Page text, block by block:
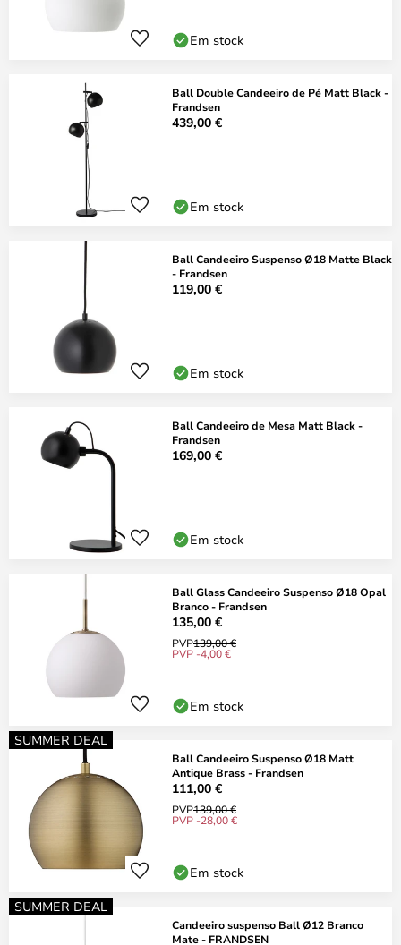
Em stock
Ball Double Candeeiro de Pé Matt Black -
Frandsen
439,00 €
Em stock
Ball Candeeiro Suspenso Ø18 Matte Black
- Frandsen
119,00 €
Em stock
Ball Candeeiro de Mesa Matt Black -
Frandsen
169,00 €
Em stock
Ball Glass Candeeiro Suspenso Ø18 Opal
Branco - Frandsen
135,00 €
PVP139,00 €
PVP -4,00 €
Em stock
SUMMER DEAL
Ball Candeeiro Suspenso Ø18 Matt
Antique Brass - Frandsen
111,00 €
PVP139,00 €
PVP -28,00 €
Em stock
SUMMER DEAL
Candeeiro suspenso Ball Ø12 Branco
Mate - FRANDSEN